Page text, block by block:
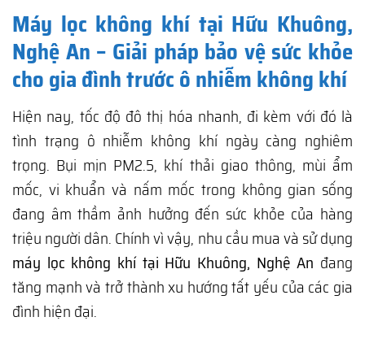
Máy lọc không khí tại Hữu Khuông,
Nghệ An – Giải pháp bảo vệ sức khỏe
cho gia đình trước ô nhiễm không khí
Hiện nay, tốc độ đô thị hóa nhanh, đi kèm với đó là
tình trạng ô nhiễm không khí ngày càng nghiêm
trọng. Bụi mịn PM2.5, khí thải giao thông, mùi ẩm
mốc, vi khuẩn và nấm mốc trong không gian sống
đang âm thầm ảnh hưởng đến sức khỏe của hàng
triệu người dân. Chính vì vậy, nhu cầu mua và sử dụng
máy lọc không khí tại Hữu Khuông, Nghệ An đang
tăng mạnh và trở thành xu hướng tất yếu của các gia
đình hiện đại.